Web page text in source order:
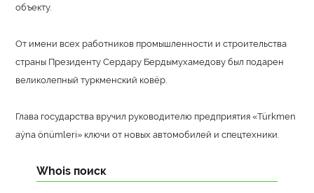
объекту.
От имени всех работников промышленности и строительства
страны Президенту Сердару Бердымухамедову был подарен
великолепный туркменский ковёр.
Глава государства вручил руководителю предприятия «Türkmen
aýna önümleri» ключи от новых автомобилей и спецтехники.
Whois поиск